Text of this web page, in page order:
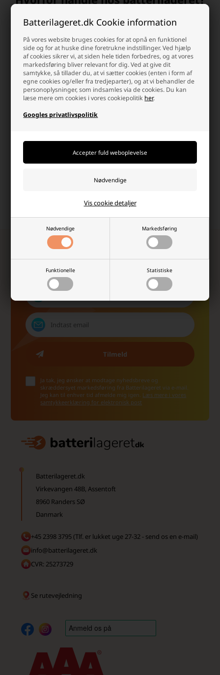
Batterilageret.dk Cookie information
På vores website bruges cookies for at opnå en funktionel
side og for at huske dine foretrukne indstillinger. Ved hjælp
af cookies sikrer vi, at siden hele tiden forbedres, og at vores
markedsføring bliver relevant for dig. Ved at give dit
samtykke, så tillader du, at vi sætter cookies (enten i form af
egne cookies og/eller fra tredjeparter), og at vi behandler de
personoplysninger, som indsamles via de cookies. Du kan
læse mere om cookies i vores cookiepolitik her.
Googles privatlivspolitik
Nødvendige Markedsføring
Funktionelle Statistiske
Vis cookie detaljer
Dag-til-dag levering
Pakker bestilt man-tor
inden kl.15.30 og fre
kl.14.00 sendes samme dag.
info@batterilageret.dk
Kontakt os via e-mail, og vi
besvarer så hurtig vi kan.
Tilmeld dig vores nyhedsbrev!
Modtag eksklusive nyheder, unikke rabatkoder,
inspiration og de vildeste tilbud fra os!
Ja tak, jeg ønsker at modtage nyhedsbreve og
skræddersyet markedsføring fra Batterilageret via e-mail.
Jeg kan til enhver tid afmelde mig igen. Læs mere i vores
samtykkeerklæring for elektronisk post
Batterilageret.dk
Virkevangen 48B, Assentoft
8960 Randers SØ
Danmark
+45 2398 3795 (Tlf. er lukket uge 27-32 - send os en e-mail)
info@batterilageret.dk
CVR: 25273729
Se rutevejledning